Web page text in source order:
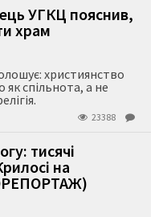
УГКЦ пояснив,
храм
християнство
як спільнота, а не
23388
тисячі
на